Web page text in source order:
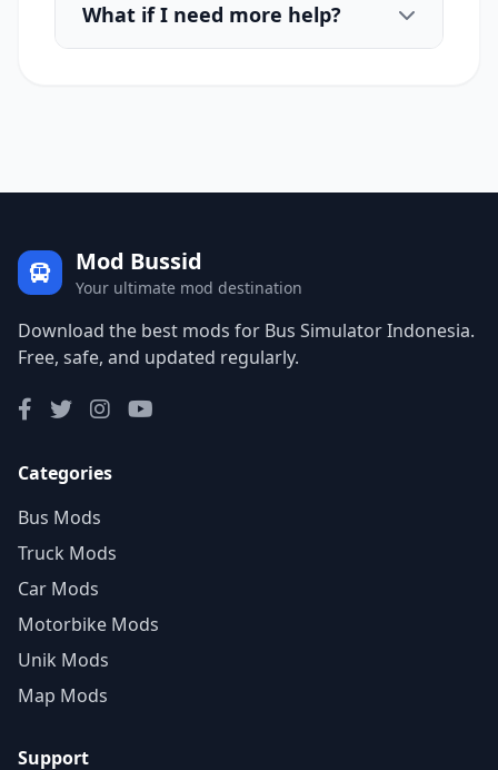
What if I need more help?
Mod Bussid
Your ultimate mod destination
Download the best mods for Bus Simulator Indonesia.
Free, safe, and updated regularly.
Categories
Bus Mods
Truck Mods
Car Mods
Motorbike Mods
Unik Mods
Map Mods
Support